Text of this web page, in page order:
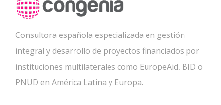
Consultora española especializada en gestión
integral y desarrollo de proyectos financiados por
instituciones multilaterales como EuropeAid, BID o
PNUD en América Latina y Europa.